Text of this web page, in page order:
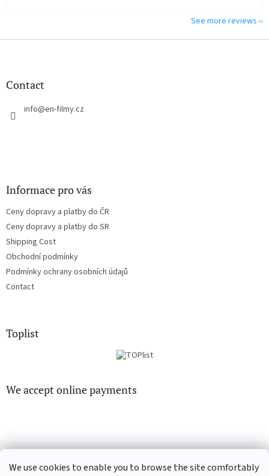
We use cookies to enable you to browse the site comfortably
See more reviews
F
Contact
info@en-filmy.cz
Informace pro vás
Ceny dopravy a platby do ČR
Ceny dopravy a platby do SR
Shipping Cost
Obchodní podmínky
Podmínky ochrany osobních údajů
Contact
Toplist
We accept online payments
CD-Soundtrack.cz CD-hudba.cz